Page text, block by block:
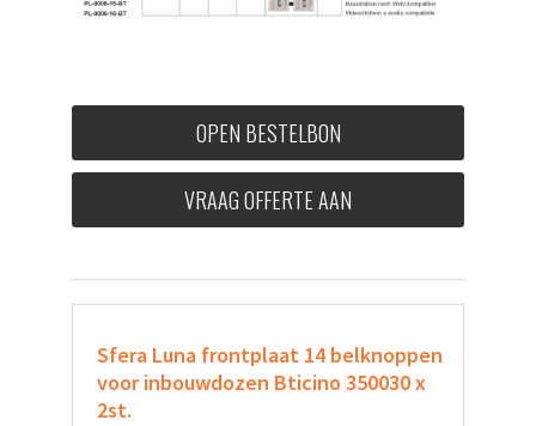
OPEN BESTELBON
VRAAG OFFERTE AAN
Sfera Luna frontplaat 14 belknoppen
voor inbouwdozen Bticino 350030 x
2st.